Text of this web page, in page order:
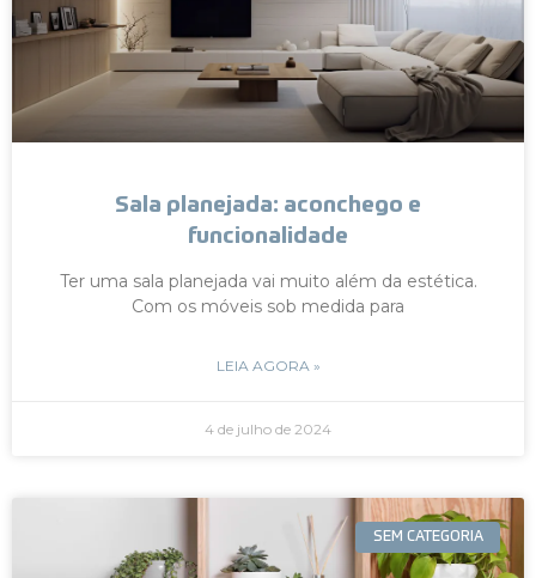
Sala planejada: aconchego e
funcionalidade
Ter uma sala planejada vai muito além da estética.
Com os móveis sob medida para
LEIA AGORA »
4 de julho de 2024
SEM CATEGORIA